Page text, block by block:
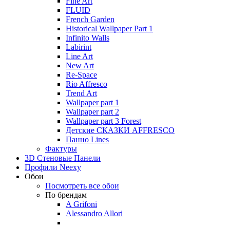
FLUID
French Garden
Historical Wallpaper Part 1
Infinito Walls
Labirint
Line Art
New Art
Re-Space
Rio Affresco
Trend Art
Wallpaper part 1
Wallpaper part 2
Wallpaper part 3 Forest
Детские СКАЗКИ AFFRESCO
Панно Lines
Фактуры
3D Стеновые Панели
Профили Neexy
Обои
Посмотреть все обои
По брендам
A Grifoni
Alessandro Allori